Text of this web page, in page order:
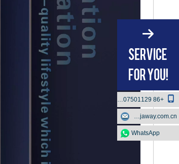
+86 18807501129
WhatsApp